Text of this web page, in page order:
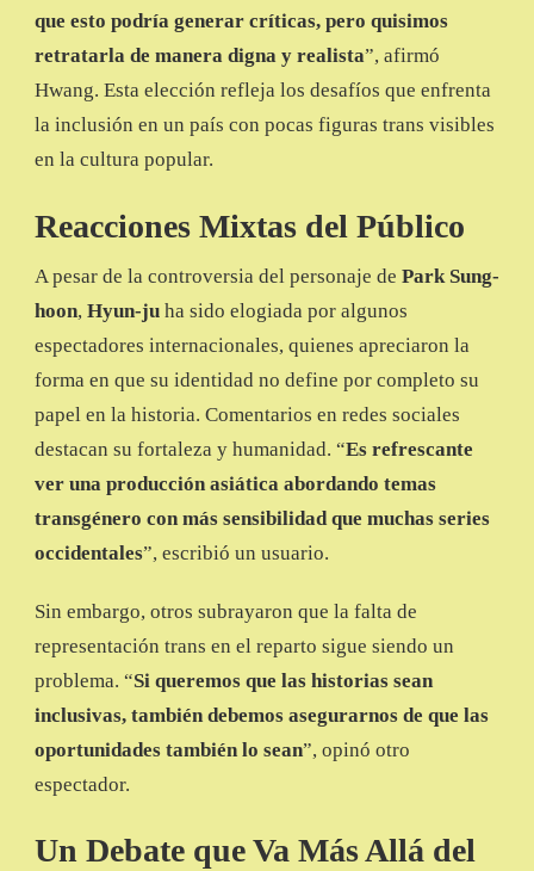
que esto podría generar críticas, pero quisimos
retratarla de manera digna y realista”, afirmó
Hwang. Esta elección refleja los desafíos que enfrenta
la inclusión en un país con pocas figuras trans visibles
en la cultura popular.
Reacciones Mixtas del Público
A pesar de la controversia del personaje de Park Sung-
hoon, Hyun-ju ha sido elogiada por algunos
espectadores internacionales, quienes apreciaron la
forma en que su identidad no define por completo su
papel en la historia. Comentarios en redes sociales
destacan su fortaleza y humanidad. “Es refrescante
ver una producción asiática abordando temas
transgénero con más sensibilidad que muchas series
occidentales”, escribió un usuario.
Sin embargo, otros subrayaron que la falta de
representación trans en el reparto sigue siendo un
problema. “Si queremos que las historias sean
inclusivas, también debemos asegurarnos de que las
oportunidades también lo sean”, opinó otro
espectador.
Un Debate que Va Más Allá del